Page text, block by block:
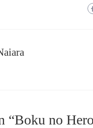
“Boku no